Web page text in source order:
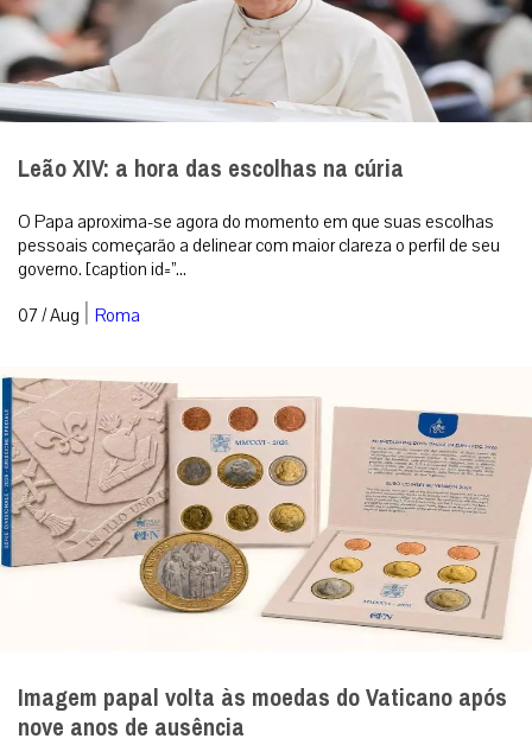
Leão XIV: a hora das escolhas na cúria
O Papa aproxima-se agora do momento em que suas escolhas
pessoais começarão a delinear com maior clareza o perfil de seu
governo. [caption id=”...
07 / Aug | Roma
Imagem papal volta às moedas do Vaticano após
nove anos de ausência